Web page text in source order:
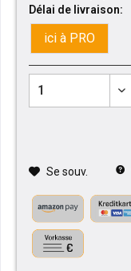
Délai de livraison:
ici à PRO
Se souv.